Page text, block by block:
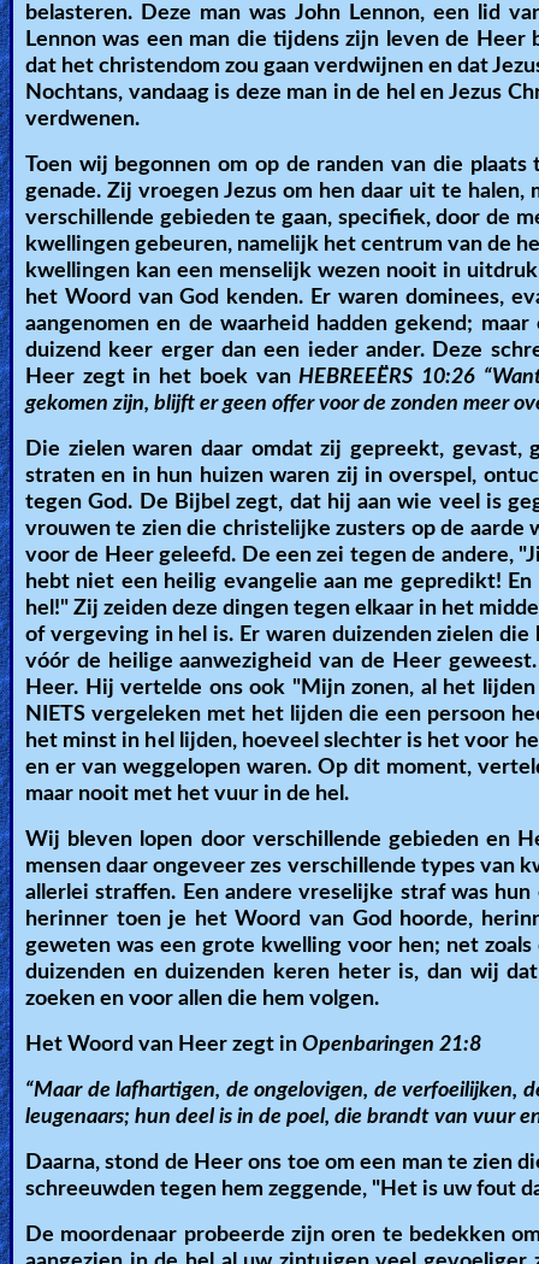
Islam
Other
Other
Languages
Contact/Feedback/Donate
Follow
us
Social
Media
PDF
Books
Random
Video
Ask
Bible
Questions
Something
Funny...
2nd
Older
belasteren. Deze man was John Lennon, een lid
Lennon was een man die tijdens zijn leven de
dat het christendom zou gaan verdwijnen en dat
Nochtans, vandaag is deze man in de hel en Jezus
verdwenen.
Toen wij begonnen om op de randen van die
genade. Zij vroegen Jezus om hen daar uit te
verschillende gebieden te gaan, specifiek, door de
kwellingen gebeuren, namelijk het centrum van de
kwellingen kan een menselijk wezen nooit in
het Woord van God kenden. Er waren dominees,
aangenomen en de waarheid hadden gekend;
duizend keer erger dan een ieder ander. Deze
Heer zegt in het boek vanHEBREEËRS 10:26
gekomen zijn, blijft er geen offer voor de zonden meer
Die zielen waren daar omdat zij gepreekt, gevast,
straten en in hun huizen waren zij in overspel,
tegen God. De Bijbel zegt, dat hij aan wie veel is
vrouwen te zien die christelijke zusters op de aarde
voor de Heer geleefd. De een zei tegen de andere,
hebt niet een heilig evangelie aan me gepredikt!
hel!" Zij zeiden deze dingen tegen elkaar in het
of vergeving in hel is. Er waren duizenden zielen
vóór de heilige aanwezigheid van de Heer
Heer. Hij vertelde ons ook "Mijn zonen, al het
NIETS vergeleken met het lijden die een persoon
het minst in hel lijden, hoeveel slechter is het voor
en er van weggelopen waren. Op dit moment,
maar nooit met het vuur in de hel.
Wij bleven lopen door verschillende gebieden en
mensen daar ongeveer zes verschillende types van
allerlei straffen. Een andere vreselijke straf was
herinner toen je het Woord van God hoorde,
geweten was een grote kwelling voor hen; net
duizenden en duizenden keren heter is, dan wij
zoeken en voor allen die hem volgen.
Het Woord van Heer zegt in Openbaringen 21:8
“Maar de lafhartigen, de ongelovigen, de verfoeilijken,
leugenaars; hun deel is in de poel, die brandt van vuur
Daarna, stond de Heer ons toe om een man te zien
schreeuwden tegen hem zeggende, "Het is uw fout
De moordenaar probeerde zijn oren te bedekken